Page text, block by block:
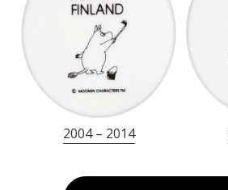
2004 – 2014